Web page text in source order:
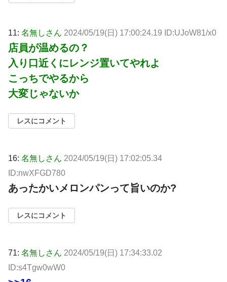
11: 名無しさん 2024/05/19(日) 17:00:24.19 ID:UJoW81/x0
店員が温めるの？
入り口近くにレンジ置いてやれよ
こっちでやるから
大変じゃないか
レスにコメント
16: 名無しさん 2024/05/19(日) 17:02:05.34
ID:nwXFGD780
あったかいメロンパンって旨いのか?
レスにコメント
71: 名無しさん 2024/05/19(日) 17:34:33.02
ID:s4Tgw0wW0